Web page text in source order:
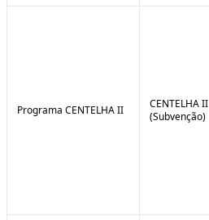
Programa CENTELHA II
CENTELHA II
(Subvenção)